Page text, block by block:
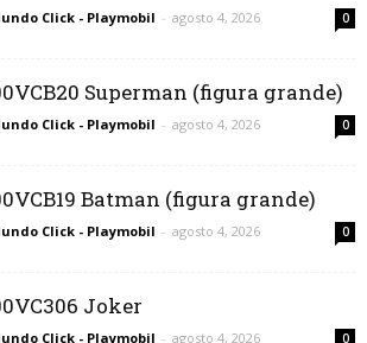
Click - Playmobil - agosto 4, 2026 0
Superman (figura grande)
Click - Playmobil - agosto 4, 2026 0
Batman (figura grande)
Click - Playmobil - agosto 4, 2026 0
Joker
Click - Playmobil - agosto 4, 2026 0